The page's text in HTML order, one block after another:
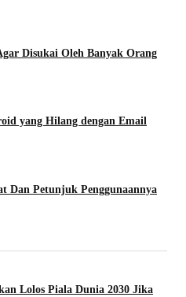
Disukai Oleh Banyak Orang
yang Hilang dengan Email
Dan Petunjuk Penggunaannya
Lolos Piala Dunia 2030 Jika